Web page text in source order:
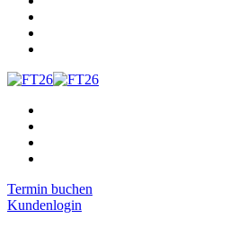
Termin buchen
Kundenlogin